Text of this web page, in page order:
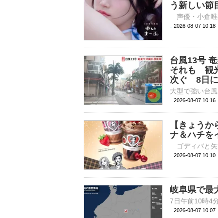
う新しい節
2026-08-07
台風13号
それも 観
次ぐ 8日に
2026-08-07
【きょう
ナ＆ハチを
2026-08-07
岐阜県で最
2026-08-07